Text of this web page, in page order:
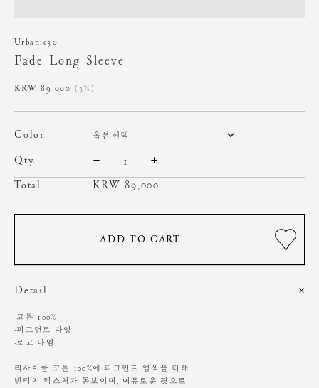
Urbanic30
Fade Long Sleeve
89,000 (3%)
color
qty.
Total
KRW89,000
ADD TO CART
Detail
·코튼 100%
·피그먼트 다잉
·로고 나염
리사이클 코튼 100%에 피그먼트 염색을 더해
빈티지 텍스처가 돋보이며, 여유로운 핏으로